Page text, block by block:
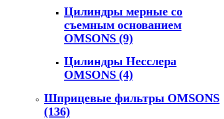
Цилиндры мерные со
съемным основанием
OMSONS (9)
Цилиндры Несслера
OMSONS (4)
Шприцевые фильтры OMSONS
(136)